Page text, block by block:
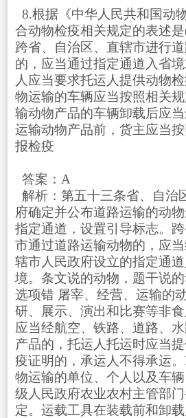
8.根据《中华人民共和国动
合动物检疫相关规定的表述是
跨省、自治区、直辖市进行
的，应当通过指定通道入省
人应当要求托运人提供动物
物运输的车辆应当按照相关
输动物产品的车辆卸载后应当
运输动物产品前，货主应当
报检疫
答案：A
解析：第五十三条省、自治
府确定并公布道路运输的动
指定通道，设置引导标志。
市通过道路运输动物的，应
辖市人民政府设立的指定通
境。条文说的动物，题干说
选项错 屠宰、经营、运输的
研、展示、演出和比赛等非食
应当经航空、铁路、道路、
产品的，托运人托运时应当
疫证明的，承运人不得承运
物运输的单位、个人以及车
级人民政府农业农村主管部
定。运载工具在装载前和卸载